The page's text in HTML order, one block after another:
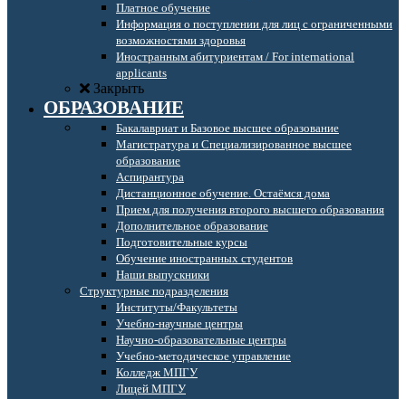
Платное обучение
Информация о поступлении для лиц с ограниченными
возможностями здоровья
Иностранным абитуриентам / For international
applicants
Закрыть
ОБРАЗОВАНИЕ
Бакалавриат и Базовое высшее образование
Магистратура и Специализированное высшее
образование
Аспирантура
Дистанционное обучение. Остаёмся дома
Прием для получения второго высшего образования
Дополнительное образование
Подготовительные курсы
Обучение иностранных студентов
Наши выпускники
Структурные подразделения
Институты/Факультеты
Учебно-научные центры
Научно-образовательные центры
Учебно-методическое управление
Колледж МПГУ
Лицей МПГУ